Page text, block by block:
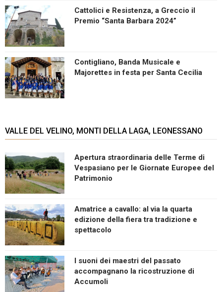
Cattolici e Resistenza, a Greccio il
Premio “Santa Barbara 2024”
Contigliano, Banda Musicale e
Majorettes in festa per Santa Cecilia
VALLE DEL VELINO, MONTI DELLA LAGA, LEONESSANO
Apertura straordinaria delle Terme di
Vespasiano per le Giornate Europee del
Patrimonio
Amatrice a cavallo: al via la quarta
edizione della fiera tra tradizione e
spettacolo
I suoni dei maestri del passato
accompagnano la ricostruzione di
Accumoli